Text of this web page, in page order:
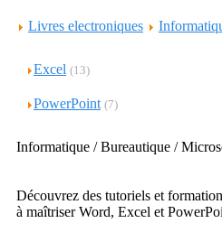
Livres electroniques
Excel (13)
PowerPoint (7)
Informatique / Bureautique /
Découvrez des tutoriels et
à maîtriser Word, Excel et